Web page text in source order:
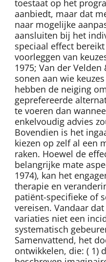
toestaat op het
aanbiedt, maar dat
naar mogelijke
aansluiten bij het
speciaal effect
voorleggen van
1975; Van der Velden
sonen aan wie
hebben de neiging
geprefereerde
te voeren dan
enkelvoudig advies
Bovendien is het
kiezen op zelf al een
raken. Hoewel de
belangrijke mate
1974), kan het
therapie en
patiënt-specifieke of
vereisen. Vandaar
variaties niet een
systematisch
Samenvattend, het
ontwikkelen, die: ( 1)